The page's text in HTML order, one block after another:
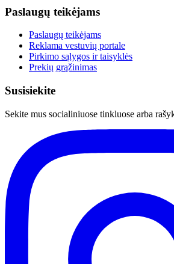
Paslaugų teikėjams
Paslaugų teikėjams
Reklama vestuvių portale
Pirkimo sąlygos ir taisyklės
Prekių grąžinimas
Susisiekite
Sekite mus socialiniuose tinkluose arba